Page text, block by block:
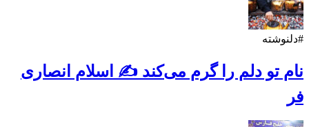
#دلنوشته
نام تو دلم را گرم می‌کند ✍️ اسلام انصاری
فر